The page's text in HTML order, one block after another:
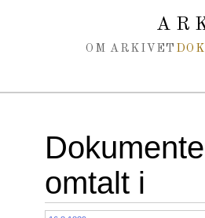
OM ARKIVET
omtalt i